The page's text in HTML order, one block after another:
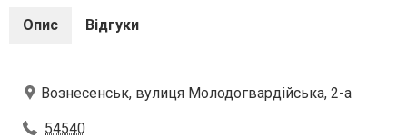
Опис Відгуки
Вознесенськ, вулиця Молодогвардійська, 2-а
54540